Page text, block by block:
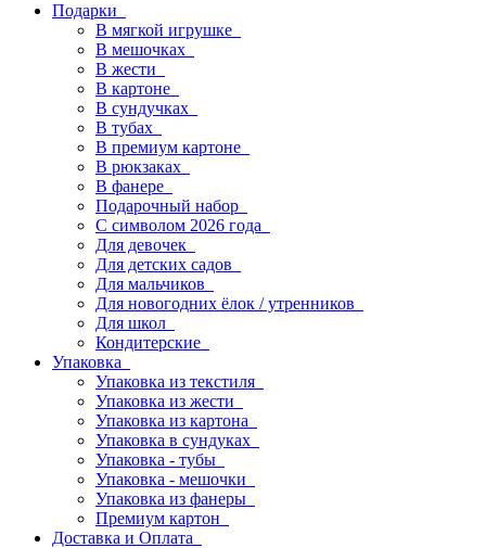
Подарки
В мягкой игрушке
В мешочках
В жести
В картоне
В сундучках
В тубах
В премиум картоне
В рюкзаках
В фанере
Подарочный набор
С символом 2026 года
Для девочек
Для детских садов
Для мальчиков
Для новогодних ёлок / утренников
Для школ
Кондитерские
Упаковка
Упаковка из текстиля
Упаковка из жести
Упаковка из картона
Упаковка в сундуках
Упаковка - тубы
Упаковка - мешочки
Упаковка из фанеры
Премиум картон
Доставка и Оплата